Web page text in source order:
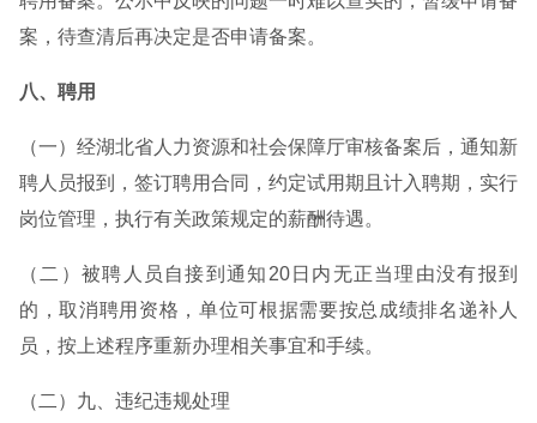
案，待查清后再决定是否申请备案。
八、聘用
（一）经湖北省人力资源和社会保障厅审核备案后，通知新
聘人员报到，签订聘用合同，约定试用期且计入聘期，实行
岗位管理，执行有关政策规定的薪酬待遇。
（二）被聘人员自接到通知20日内无正当理由没有报到
的，取消聘用资格，单位可根据需要按总成绩排名递补人
员，按上述程序重新办理相关事宜和手续。
（二）九、违纪违规处理